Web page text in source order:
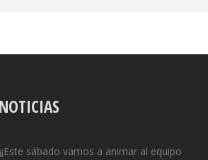
¡¡Este sábado vamos a animar al equipo